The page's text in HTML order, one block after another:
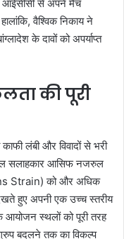
आईसीसी से अपने मैच
वैश्विक निकाय ने
के दावों को अपर्याप्त
की पूरी
लंबी और विवादों से भरी
सलाहकार आसिफ नजरुल
Strain) को और अधिक
हुए अपनी एक उच्च स्तरीय
आयोजन स्थलों को पूरी तरह
बदलने तक का विकल्प